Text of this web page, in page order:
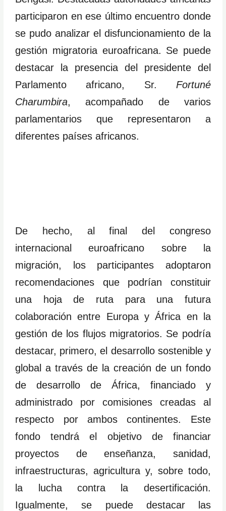
participaron en ese último encuentro donde
se pudo analizar el disfuncionamiento de la
gestión migratoria euroafricana. Se puede
destacar la presencia del presidente del
Parlamento africano, Sr. Fortuné
Charumbira, acompañado de varios
parlamentarios que representaron a
diferentes países africanos.
De hecho, al final del congreso
internacional euroafricano sobre la
migración, los participantes adoptaron
recomendaciones que podrían constituir
una hoja de ruta para una futura
colaboración entre Europa y África en la
gestión de los flujos migratorios. Se podría
destacar, primero, el desarrollo sostenible y
global a través de la creación de un fondo
de desarrollo de África, financiado y
administrado por comisiones creadas al
respecto por ambos continentes. Este
fondo tendrá el objetivo de financiar
proyectos de enseñanza, sanidad,
infraestructuras, agricultura y, sobre todo,
la lucha contra la desertificación.
Igualmente, se puede destacar las